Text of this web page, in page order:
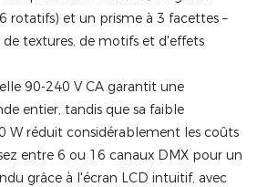
rotatifs) et un prisme à 3 facettes –
textures, de motifs et d'effets
90-240 V CA garantit une
entier, tandis que sa faible
W réduit considérablement les coûts
entre 6 ou 16 canaux DMX pour un
grâce à l'écran LCD intuitif, avec